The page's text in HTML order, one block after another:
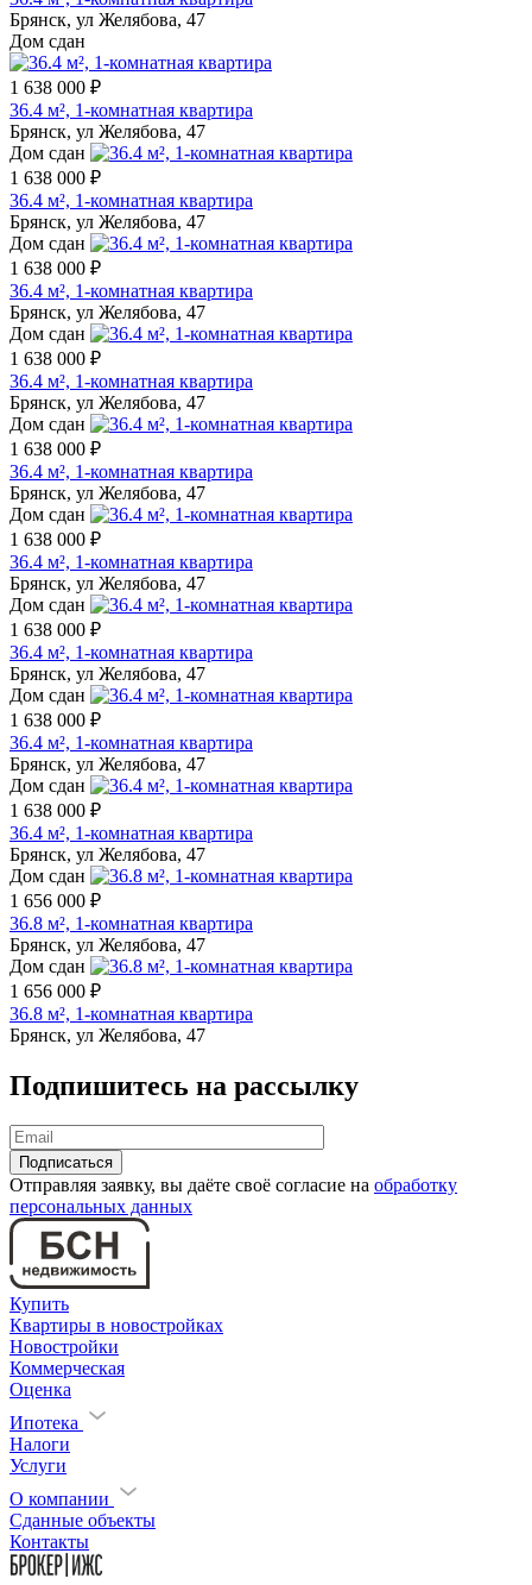
Брянск, ул Желябова, 47
Дом сдан
1 638 000 ₽
36.4 м², 1-комнатная квартира
Брянск, ул Желябова, 47
Дом сдан
1 638 000 ₽
36.4 м², 1-комнатная квартира
Брянск, ул Желябова, 47
Дом сдан
1 638 000 ₽
36.4 м², 1-комнатная квартира
Брянск, ул Желябова, 47
Дом сдан
1 638 000 ₽
36.4 м², 1-комнатная квартира
Брянск, ул Желябова, 47
Дом сдан
1 638 000 ₽
36.4 м², 1-комнатная квартира
Брянск, ул Желябова, 47
Дом сдан
1 638 000 ₽
36.4 м², 1-комнатная квартира
Брянск, ул Желябова, 47
Дом сдан
1 638 000 ₽
36.4 м², 1-комнатная квартира
Брянск, ул Желябова, 47
Дом сдан
1 638 000 ₽
36.4 м², 1-комнатная квартира
Брянск, ул Желябова, 47
Дом сдан
1 638 000 ₽
36.4 м², 1-комнатная квартира
Брянск, ул Желябова, 47
Дом сдан
1 656 000 ₽
36.8 м², 1-комнатная квартира
Брянск, ул Желябова, 47
Дом сдан
1 656 000 ₽
36.8 м², 1-комнатная квартира
Брянск, ул Желябова, 47
Подпишитесь на рассылку
Отправляя заявку, вы даёте своё согласие на обработку
персональных данных
Купить
Квартиры в новостройках
Новостройки
Коммерческая
Оценка
Ипотека
Налоги
Услуги
О компании
Сданные объекты
Контакты